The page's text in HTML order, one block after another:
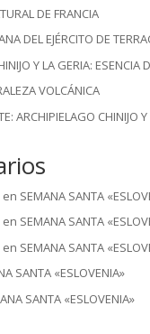
DE FRANCIA
DEL EJÉRCITO DE
Y LA GERIA: ESENCIA
VOLCÁNICA
ARCHIPIELAGO CHINIJO
en SEMANA SANTA
en SEMANA SANTA
en SEMANA SANTA
SANTA «ESLOVENIA»
SANTA «ESLOVENIA»